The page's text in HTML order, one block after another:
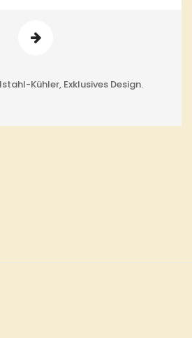
Kühler, Exklusives Design.